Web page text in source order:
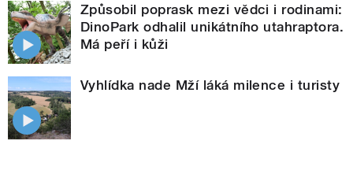
Způsobil poprask mezi vědci i rodinami:
DinoPark odhalil unikátního utahraptora.
Má peří i kůži
Vyhlídka nade Mží láká milence i turisty